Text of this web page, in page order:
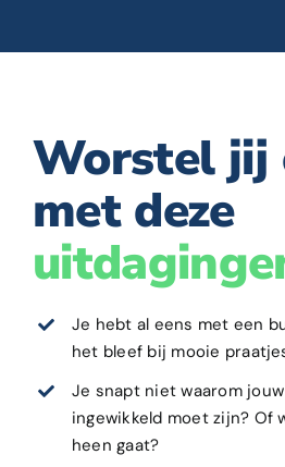
Worstel jij
met deze
Je hebt al eens met een
het bleef bij mooie
Je snapt niet waarom
ingewikkeld moet zijn? Of
heen gaat?